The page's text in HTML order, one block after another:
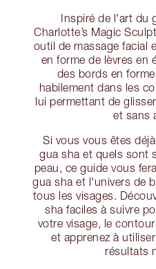
Inspiré de l'art du
Charlotte’s Magic
outil de massage facial
en forme de lèvres en
des bords en
habilement dans les
lui permettant de
et sans
Si vous vous êtes
gua sha et quels sont
peau, ce guide vous
gua sha et l'univers de
tous les visages.
sha faciles à suivre
votre visage, le
et apprenez à
résultats